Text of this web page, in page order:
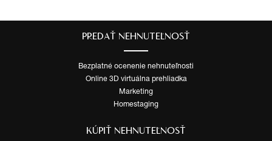
PREDAŤ NEHNUTEĽNOSŤ
Bezplatné ocenenie nehnuteľnosti
Online 3D virtuálna prehliadka
Marketing
Homestaging
KÚPIŤ NEHNUTEĽNOSŤ